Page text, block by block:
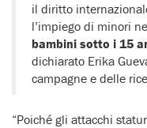
il diritto
l’impiego di minori
bambini sotto i 15
dichiarato Erika
campagne e delle
“Poiché gli attacchi